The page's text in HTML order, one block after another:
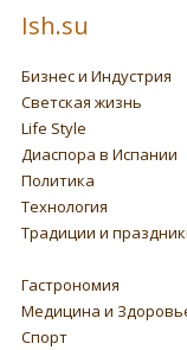
Ish.su
Бизнес и Индустрия
Светская жизнь
Life Style
Диаспора в Испании
Политика
Технология
Традиции и
Гастрономия
Медицина и
Спорт